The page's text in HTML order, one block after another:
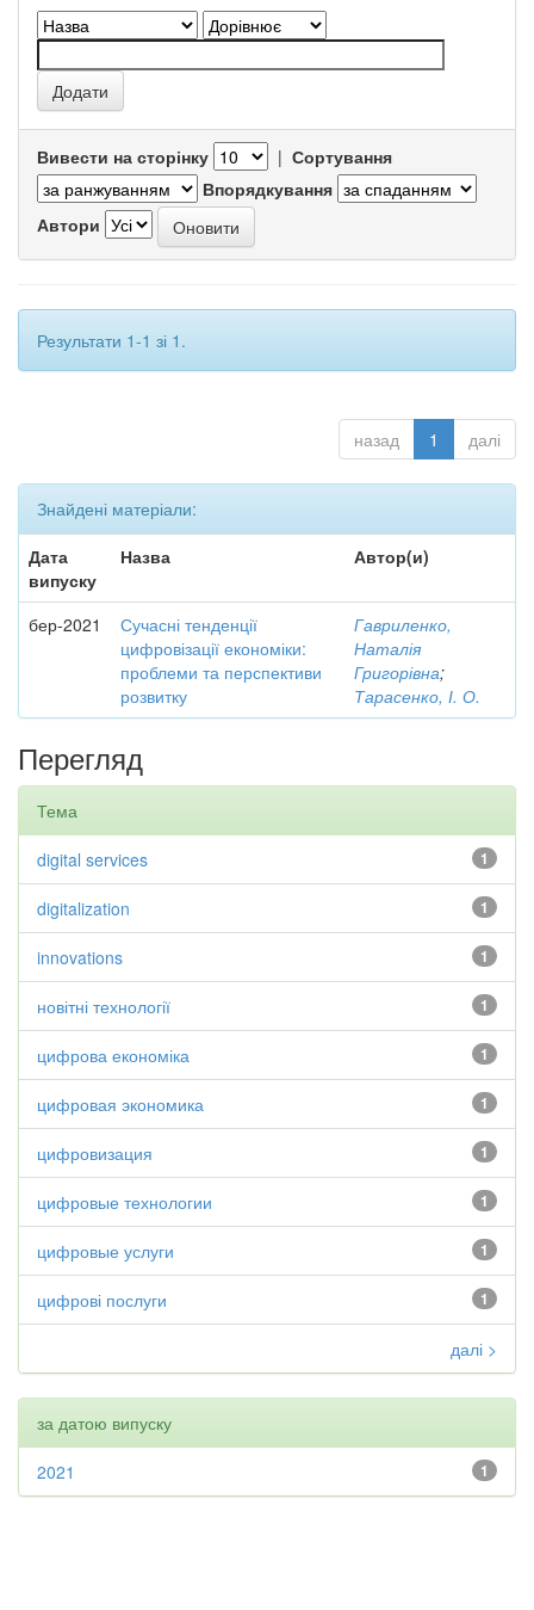
Вивести на сторінку | Сортування
Впорядкування
Автори
Результати 1-1 зі 1.
назад 1 далі
Знайдені матеріали:
Дата
випуску
Назва Автор(и)
бер-2021
Сучасні тенденції
цифровізації економіки:
проблеми та перспективи
розвитку
Гавриленко,
Наталія
Григорівна;
Тарасенко, І. О.
Перегляд
Тема
1
digital services
1
digitalization
1
innovations
1
новітні технології
1
цифрова економіка
1
цифровая экономика
1
цифровизация
1
цифровые технологии
1
цифровые услуги
1
цифрові послуги
далі >
за датою випуску
1
2021